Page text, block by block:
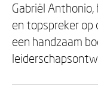
Gabriël
en topspreker op
een handzaam